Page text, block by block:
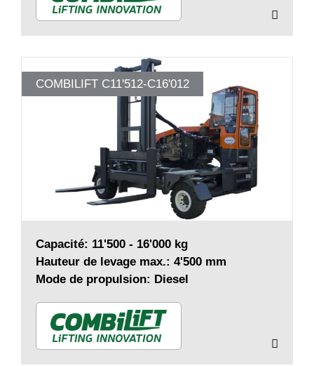
COMBILIFT C11'512-C16'012
Capacité: 11'500 - 16'000 kg
Hauteur de levage max.: 4'500 mm
Mode de propulsion: Diesel